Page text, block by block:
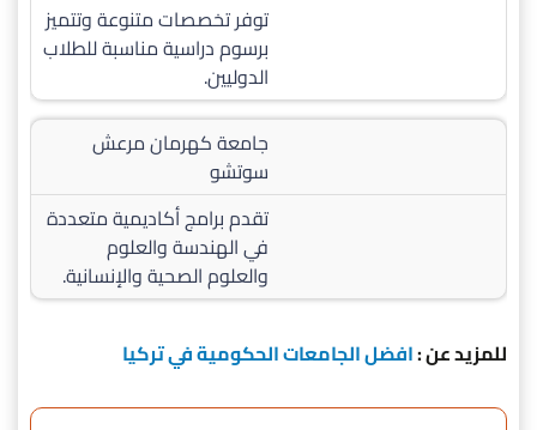
توفر تخصصات متنوعة وتتميز
برسوم دراسية مناسبة للطلاب
الدوليين.
جامعة كهرمان مرعش
سوتشو
تقدم برامج أكاديمية متعددة
في الهندسة والعلوم
والعلوم الصحية والإنسانية.
للمزيد عن :افضل الجامعات الحكومية في تركيا